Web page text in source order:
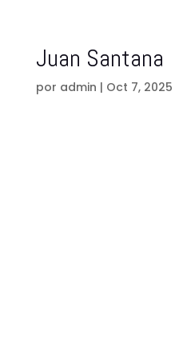
Juan Santana
por admin | Oct 7, 2025